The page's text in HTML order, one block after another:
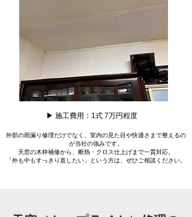
▶ 施工費用：1式 7万円程度
外部の雨漏り修理だけでなく、室内の見た目や快適さまで整えるの
が当社の強みです。
天窓の木枠補修から、断熱・クロス仕上げまで一貫対応。
「外も中もすっきり直したい」という方は、ぜひご相談ください。